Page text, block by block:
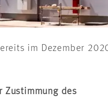
im Dezember
Zustimmung des